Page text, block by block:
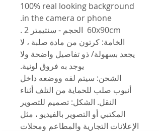
100% real looking background
in the camera or phone.
الخامة: كرتون من مادة صلبة ، لا
يجعد بسهولة/ ذو تفاصيل واضحة ولا
يوجد به فروق لونية.
الشحن: سيتم لفه ووضعه داخل
أنبوب صلب للحماية من التلف أثناء
النقل. الشكل: تصميم للتصوير
المكتبي أو التصوير بالفيديو ، مثل
الإعلانات التجارية والمطاعم ومحلات